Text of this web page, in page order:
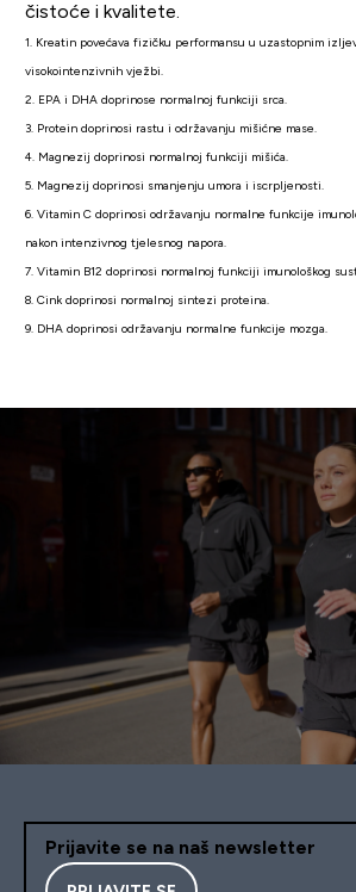
čistoće i kvalitete.
1. Kreatin povećava fizičku performansu u uzastopnim
visokointenzivnih vježbi.
2. EPA i DHA doprinose normalnoj funkciji srca.
3. Protein doprinosi rastu i održavanju mišićne mase.
4. Magnezij doprinosi normalnoj funkciji mišića.
5. Magnezij doprinosi smanjenju umora i iscrpljenosti.
6. Vitamin C doprinosi održavanju normalne funkcije
nakon intenzivnog tjelesnog napora.
7. Vitamin B12 doprinosi normalnoj funkciji imunološkog
8. Cink doprinosi normalnoj sintezi proteina.
9. DHA doprinosi održavanju normalne funkcije mozga.
Prijavite se na naš newsletter